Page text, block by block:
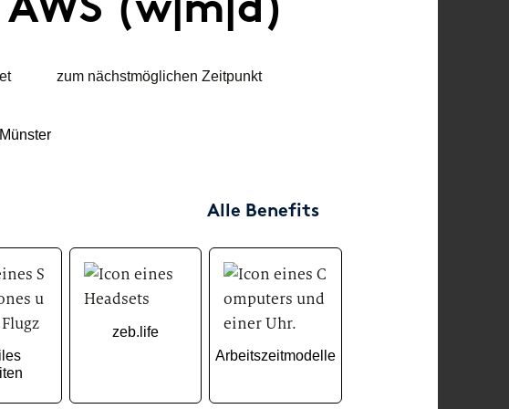
Duales Studium der
Erste Praxiserfahrung im
Tausche Theorie gegen ein
Praktikum, eine
Tätigkeit als studentische
Hilfskraft.
zum nächstmöglichen Zeitpunkt
Münster
Alle Benefits
zeb.life
Arbeitszeitmodelle